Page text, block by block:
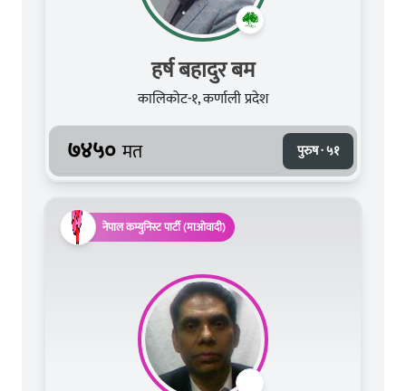
हर्ष बहादुर बम
कालिकोट-१, कर्णाली प्रदेश
७४५० मत पुरुष · ५१
नेपाल कम्युनिस्ट पार्टी (माओवादी)